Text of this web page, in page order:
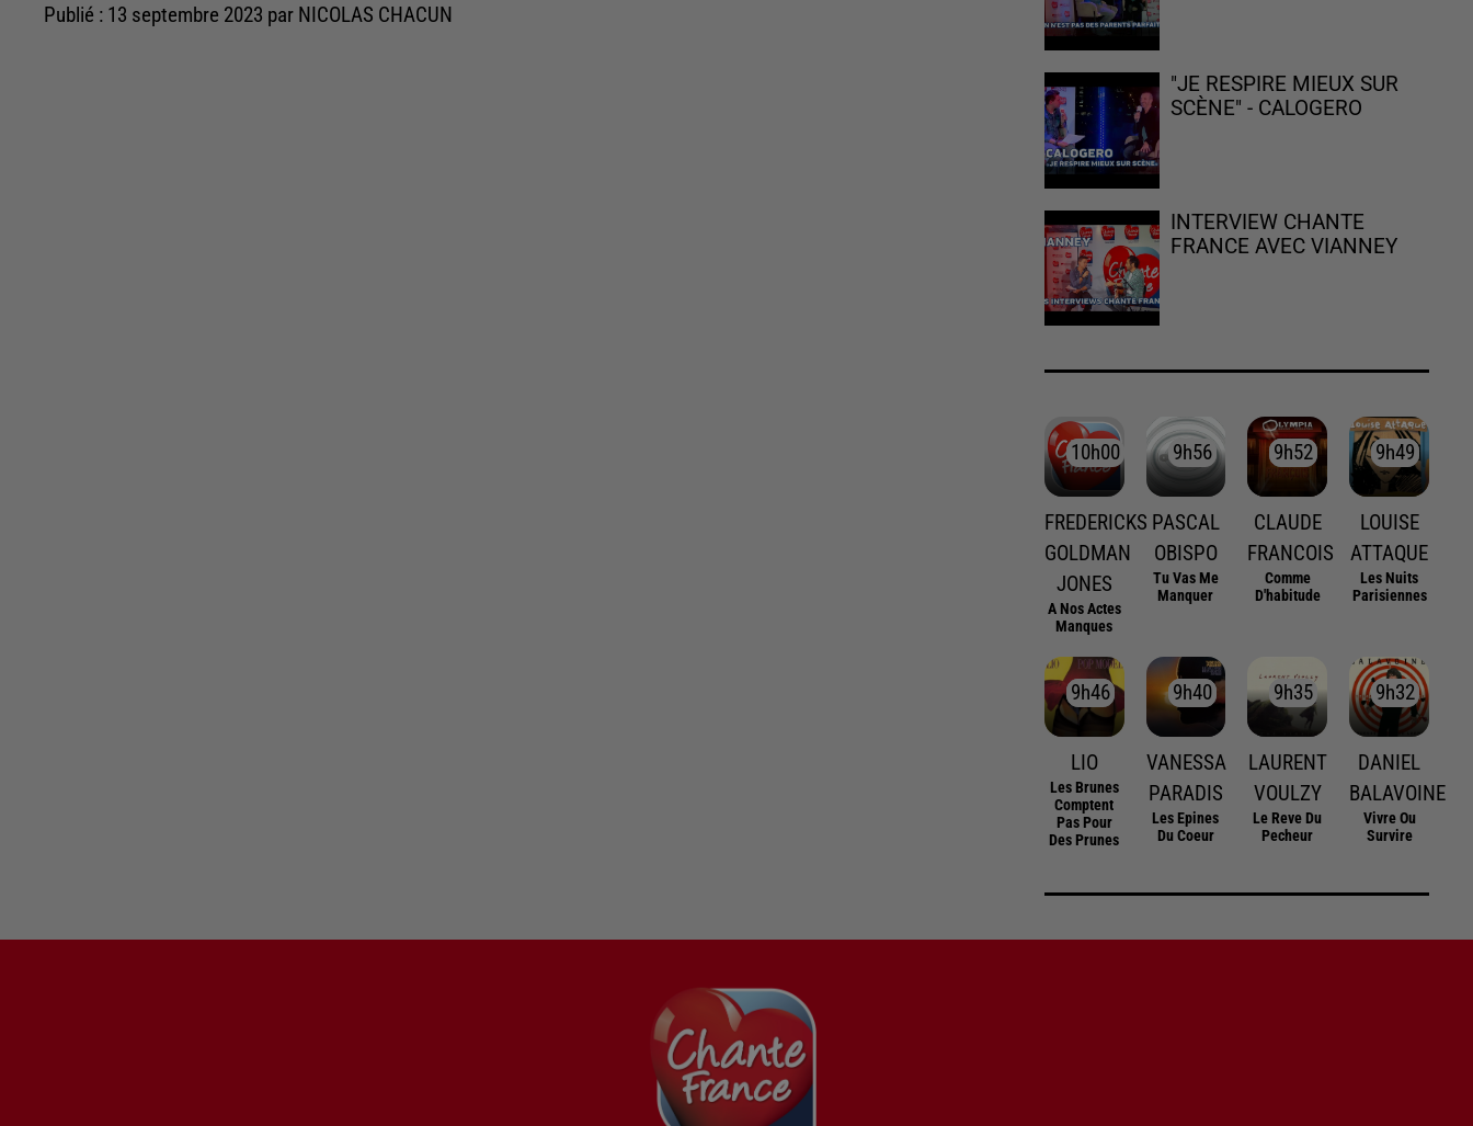
Publié : 13 septembre 2023 par NICOLAS CHACUN
"JE RESPIRE MIEUX SUR
SCÈNE" - CALOGERO
INTERVIEW CHANTE
FRANCE AVEC VIANNEY
10h00
10h00
FREDERICKS
GOLDMAN
JONES
A Nos Actes
Manques
9h56
9h56
PASCAL
OBISPO
Tu Vas Me
Manquer
9h52
9h52
CLAUDE
FRANCOIS
Comme
D'habitude
9h49
9h49
LOUISE
ATTAQUE
Les Nuits
Parisiennes
9h46
9h46
LIO
Les Brunes
Comptent
Pas Pour
Des Prunes
9h40
9h40
VANESSA
PARADIS
Les Epines
Du Coeur
9h35
9h35
LAURENT
VOULZY
Le Reve Du
Pecheur
9h32
9h32
DANIEL
BALAVOINE
Vivre Ou
Survire